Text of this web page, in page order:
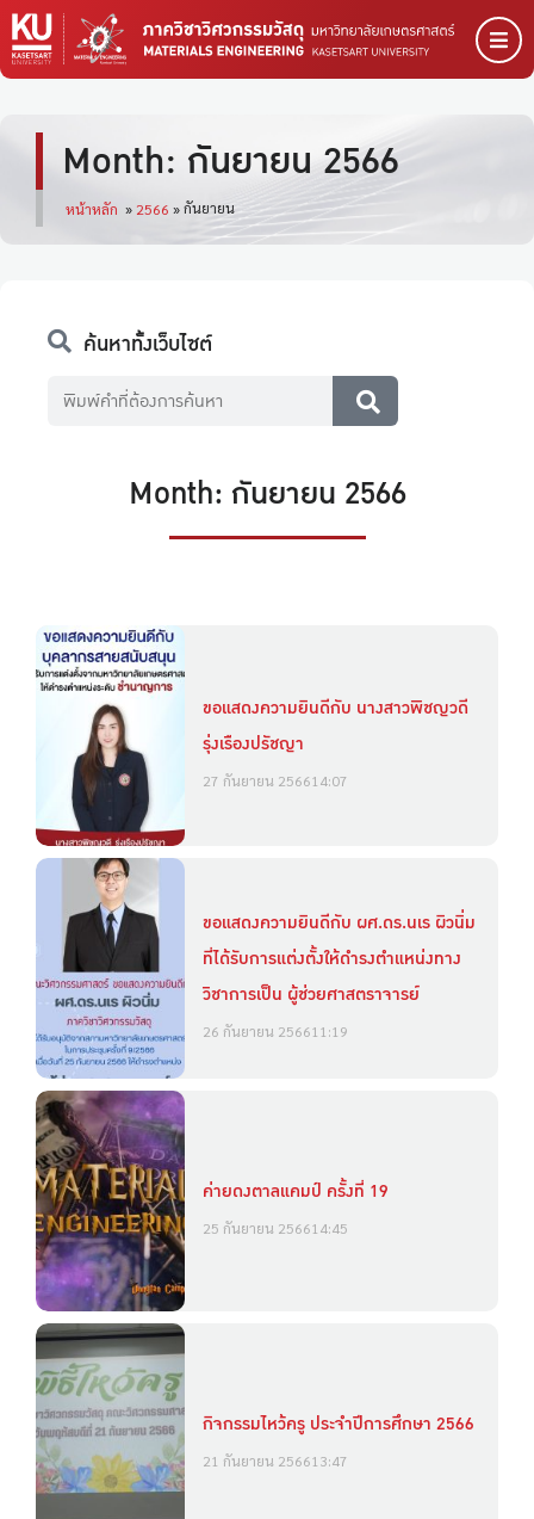
Month: กันยายน 2566
หน้าหลัก » 2566 »กันยายน
Month: กันยายน 2566
ค้นหาทั้งเว็บไซต์
ขอแสดงความยินดีกับ นางสาวพิชญวดี
รุ่งเรืองปรัชญา
27 กันยายน 256614:07
ขอแสดงความยินดีกับ ผศ.ดร.นเร ผิวนิ่ม
ที่ได้รับการแต่งตั้งให้ดำรงตำแหน่งทาง
วิชาการเป็น ผู้ช่วยศาสตราจารย์
26 กันยายน 256611:19
ค่ายดงตาลแคมป์ ครั้งที่ 19
25 กันยายน 256614:45
กิจกรรมไหว้ครู ประจำปีการศึกษา 2566
21 กันยายน 256613:47